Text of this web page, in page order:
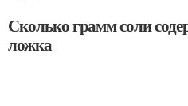
Сколько грамм соли
ложка